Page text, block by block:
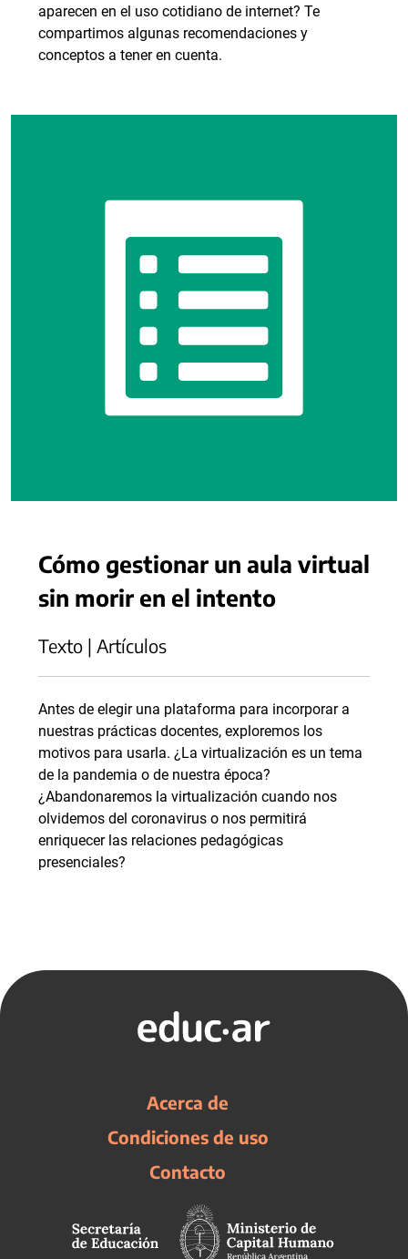
aparecen en el uso cotidiano de internet? Te
compartimos algunas recomendaciones y
conceptos a tener en cuenta.
Cómo gestionar un aula virtual
sin morir en el intento
Texto | Artículos
Antes de elegir una plataforma para incorporar a
nuestras prácticas docentes, exploremos los
motivos para usarla. ¿La virtualización es un tema
de la pandemia o de nuestra época?
¿Abandonaremos la virtualización cuando nos
olvidemos del coronavirus o nos permitirá
enriquecer las relaciones pedagógicas
presenciales?
Acerca de
Condiciones de uso
Contacto